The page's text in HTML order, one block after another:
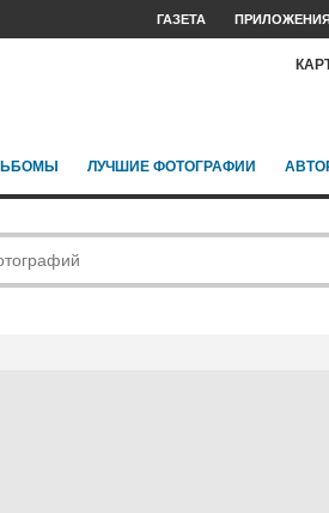
ГАЗЕТА
ЛУЧШИЕ ФОТОГРАФИИ